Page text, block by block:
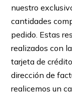
nuestro
cantidades
pedido. Estas
realizados con
tarjeta de
dirección de
realicemos un